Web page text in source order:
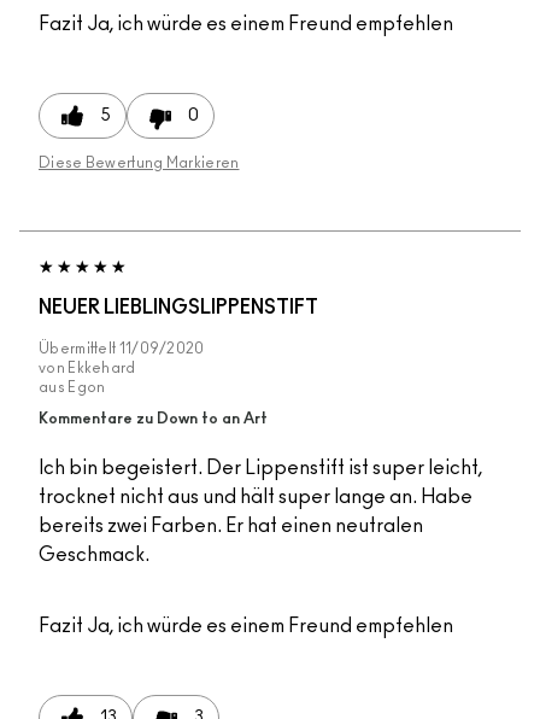
Fazit Ja, ich würde es einem Freund empfehlen
5 0
Diese Bewertung Markieren
NEUER LIEBLINGSLIPPENSTIFT
Übermittelt 11/09/2020
von Ekkehard
aus Egon
Kommentare zu Down to an Art
Ich bin begeistert. Der Lippenstift ist super leicht,
trocknet nicht aus und hält super lange an. Habe
bereits zwei Farben. Er hat einen neutralen
Geschmack.
Fazit Ja, ich würde es einem Freund empfehlen